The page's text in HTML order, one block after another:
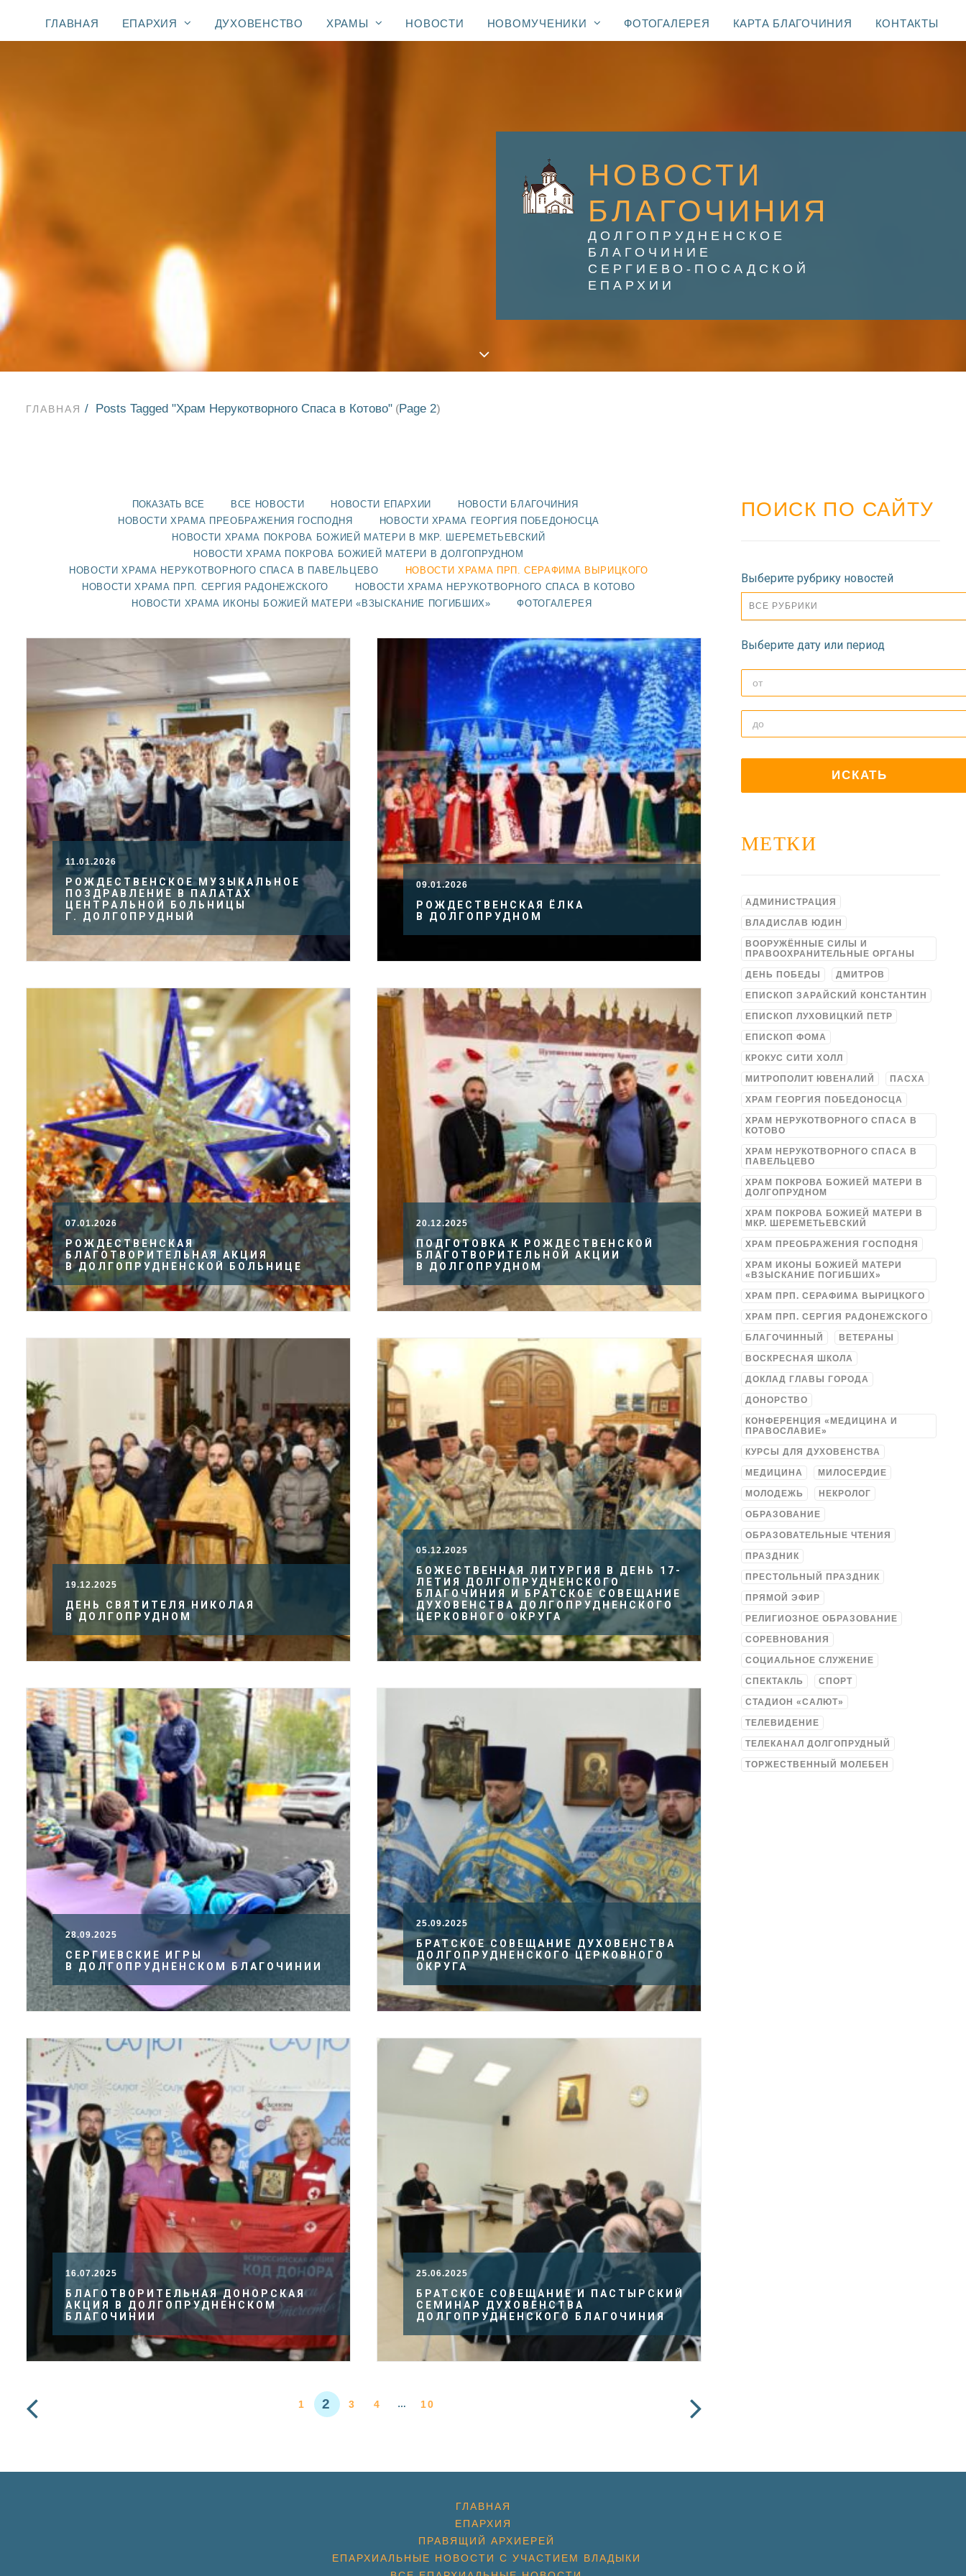
ГЛАВНАЯ ЕПАРХИЯ ДУХОВЕНСТВО ХРАМЫ НОВОСТИ НОВОМУЧЕНИКИ ФОТОГАЛЕРЕЯ КАРТА БЛАГОЧИНИЯ КОНТАКТЫ
НОВОСТИ
БЛАГОЧИНИЯ
ДОЛГОПРУДНЕНСКОЕ
БЛАГОЧИНИЕ
СЕРГИЕВО-ПОСАДСКОЙ
ЕПАРХИИ
ГЛАВНАЯ Posts Tagged "Храм Нерукотворного Спаса в Котово" (Page 2)
ПОКАЗАТЬ ВСЕ ВСЕ НОВОСТИ НОВОСТИ ЕПАРХИИ
НОВОСТИ БЛАГОЧИНИЯ
НОВОСТИ ХРАМА ПРЕОБРАЖЕНИЯ ГОСПОДНЯ
НОВОСТИ ХРАМА ГЕОРГИЯ ПОБЕДОНОСЦА
НОВОСТИ ХРАМА ПОКРОВА БОЖИЕЙ МАТЕРИ В МКР. ШЕРЕМЕТЬЕВСКИЙ
НОВОСТИ ХРАМА ПОКРОВА БОЖИЕЙ МАТЕРИ В ДОЛГОПРУДНОМ
НОВОСТИ ХРАМА НЕРУКОТВОРНОГО СПАСА В ПАВЕЛЬЦЕВО
НОВОСТИ ХРАМА ПРП. СЕРАФИМА ВЫРИЦКОГО
НОВОСТИ ХРАМА ПРП. СЕРГИЯ РАДОНЕЖСКОГО
НОВОСТИ ХРАМА НЕРУКОТВОРНОГО СПАСА В КОТОВО
НОВОСТИ ХРАМА ИКОНЫ БОЖИЕЙ МАТЕРИ «ВЗЫСКАНИЕ ПОГИБШИХ»
ФОТОГАЛЕРЕЯ
11.01.2026
РОЖДЕСТВЕНСКОЕ МУЗЫКАЛЬНОЕ
ПОЗДРАВЛЕНИЕ В ПАЛАТАХ
ЦЕНТРАЛЬНОЙ БОЛЬНИЦЫ
Г. ДОЛГОПРУДНЫЙ
09.01.2026
РОЖДЕСТВЕНСКАЯ ЁЛКА
В ДОЛГОПРУДНОМ
07.01.2026
РОЖДЕСТВЕНСКАЯ
БЛАГОТВОРИТЕЛЬНАЯ АКЦИЯ
В ДОЛГОПРУДНЕНСКОЙ БОЛЬНИЦЕ
20.12.2025
ПОДГОТОВКА К РОЖДЕСТВЕНСКОЙ
БЛАГОТВОРИТЕЛЬНОЙ АКЦИИ
В ДОЛГОПРУДНОМ
19.12.2025
ДЕНЬ СВЯТИТЕЛЯ НИКОЛАЯ
В ДОЛГОПРУДНОМ
05.12.2025
БОЖЕСТВЕННАЯ ЛИТУРГИЯ В ДЕНЬ 17-
ЛЕТИЯ ДОЛГОПРУДНЕНСКОГО
БЛАГОЧИНИЯ И БРАТСКОЕ СОВЕЩАНИЕ
ДУХОВЕНСТВА ДОЛГОПРУДНЕНСКОГО
ЦЕРКОВНОГО ОКРУГА
28.09.2025
СЕРГИЕВСКИЕ ИГРЫ
В ДОЛГОПРУДНЕНСКОМ БЛАГОЧИНИИ
25.09.2025
БРАТСКОЕ СОВЕЩАНИЕ ДУХОВЕНСТВА
ДОЛГОПРУДНЕНСКОГО ЦЕРКОВНОГО
ОКРУГА
16.07.2025
БЛАГОТВОРИТЕЛЬНАЯ ДОНОРСКАЯ
АКЦИЯ В ДОЛГОПРУДНЕНСКОМ
БЛАГОЧИНИИ
25.06.2025
БРАТСКОЕ СОВЕЩАНИЕ И ПАСТЫРСКИЙ
СЕМИНАР ДУХОВЕНСТВА
ДОЛГОПРУДНЕНСКОГО БЛАГОЧИНИЯ
1 2 3 4 … 10
ПОИСК ПО САЙТУ
Выберите рубрику новостей
ВСЕ РУБРИКИ
Выберите дату или период
МЕТКИ
АДМИНИСТРАЦИЯ
ВЛАДИСЛАВ ЮДИН
ВООРУЖЁННЫЕ СИЛЫ И
ПРАВООХРАНИТЕЛЬНЫЕ ОРГАНЫ
ДЕНЬ ПОБЕДЫ ДМИТРОВ
ЕПИСКОП ЗАРАЙСКИЙ КОНСТАНТИН
ЕПИСКОП ЛУХОВИЦКИЙ ПЕТР
ЕПИСКОП ФОМА
КРОКУС СИТИ ХОЛЛ
МИТРОПОЛИТ ЮВЕНАЛИЙ ПАСХА
ХРАМ ГЕОРГИЯ ПОБЕДОНОСЦА
ХРАМ НЕРУКОТВОРНОГО СПАСА В
КОТОВО
ХРАМ НЕРУКОТВОРНОГО СПАСА В
ПАВЕЛЬЦЕВО
ХРАМ ПОКРОВА БОЖИЕЙ МАТЕРИ В
ДОЛГОПРУДНОМ
ХРАМ ПОКРОВА БОЖИЕЙ МАТЕРИ В
МКР. ШЕРЕМЕТЬЕВСКИЙ
ХРАМ ПРЕОБРАЖЕНИЯ ГОСПОДНЯ
ХРАМ ИКОНЫ БОЖИЕЙ МАТЕРИ
«ВЗЫСКАНИЕ ПОГИБШИХ»
ХРАМ ПРП. СЕРАФИМА ВЫРИЦКОГО
ХРАМ ПРП. СЕРГИЯ РАДОНЕЖСКОГО
БЛАГОЧИННЫЙ ВЕТЕРАНЫ
ВОСКРЕСНАЯ ШКОЛА
ДОКЛАД ГЛАВЫ ГОРОДА
ДОНОРСТВО
КОНФЕРЕНЦИЯ «МЕДИЦИНА И
ПРАВОСЛАВИЕ»
КУРСЫ ДЛЯ ДУХОВЕНСТВА
МЕДИЦИНА МИЛОСЕРДИЕ
МОЛОДЕЖЬ НЕКРОЛОГ
ОБРАЗОВАНИЕ
ОБРАЗОВАТЕЛЬНЫЕ ЧТЕНИЯ
ПРАЗДНИК
ПРЕСТОЛЬНЫЙ ПРАЗДНИК
ПРЯМОЙ ЭФИР
РЕЛИГИОЗНОЕ ОБРАЗОВАНИЕ
СОРЕВНОВАНИЯ
СОЦИАЛЬНОЕ СЛУЖЕНИЕ
СПЕКТАКЛЬ СПОРТ
СТАДИОН «САЛЮТ»
ТЕЛЕВИДЕНИЕ
ТЕЛЕКАНАЛ ДОЛГОПРУДНЫЙ
ТОРЖЕСТВЕННЫЙ МОЛЕБЕН
ГЛАВНАЯ
ЕПАРХИЯ
ПРАВЯЩИЙ АРХИЕРЕЙ
ЕПАРХИАЛЬНЫЕ НОВОСТИ С УЧАСТИЕМ ВЛАДЫКИ